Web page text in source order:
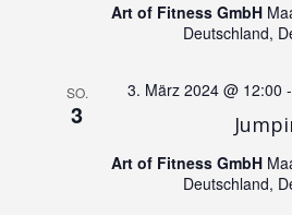
Art of Fitness GmbH
Deutschland,
SO.
3
3. März 2024 @ 12:00 -
Art of Fitness GmbH
Deutschland,